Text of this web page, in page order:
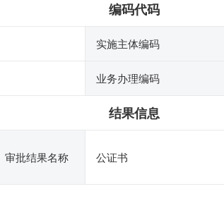
编码代码
实施主体编码
业务办理编码
结果信息
审批结果名称 公证书